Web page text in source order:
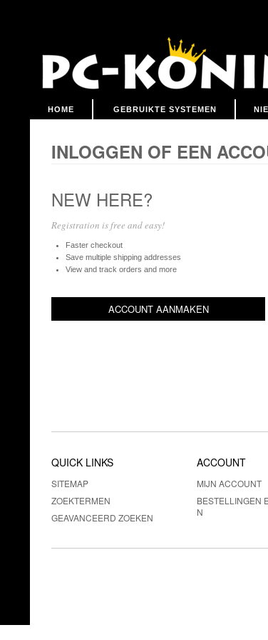
HOME GEBRUIKTE SYSTEMEN
INLOGGEN OF EEN
NEW HERE?
Registration is free and easy!
Faster checkout
Save multiple shipping addresses
View and track orders and more
ACCOUNT AANMAKEN
QUICK LINKS
SITEMAP
ZOEKTERMEN
GEAVANCEERD ZOEKEN
ACCOUNT
MIJN ACCOUNT
BESTELLINGEN
N